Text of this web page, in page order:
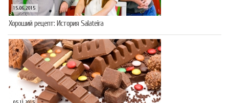
15.06.2015
Хороший рецепт: История Salateira